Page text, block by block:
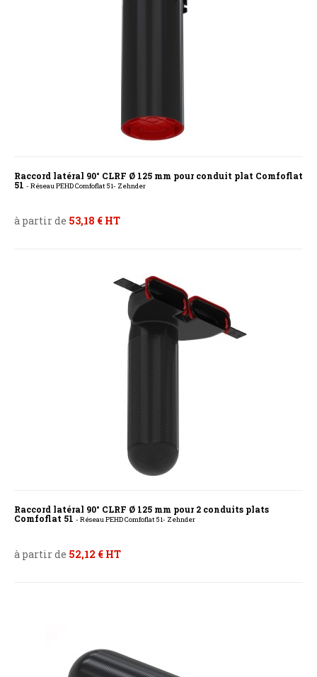
Raccord latéral 90° CLRF Ø 125 mm pour conduit plat Comfoflat
51 - Réseau PEHD Comfoflat 51- Zehnder
à partir de 53,18 € HT
Raccord latéral 90° CLRF Ø 125 mm pour 2 conduits plats
Comfoflat 51 - Réseau PEHD Comfoflat 51- Zehnder
à partir de 52,12 € HT